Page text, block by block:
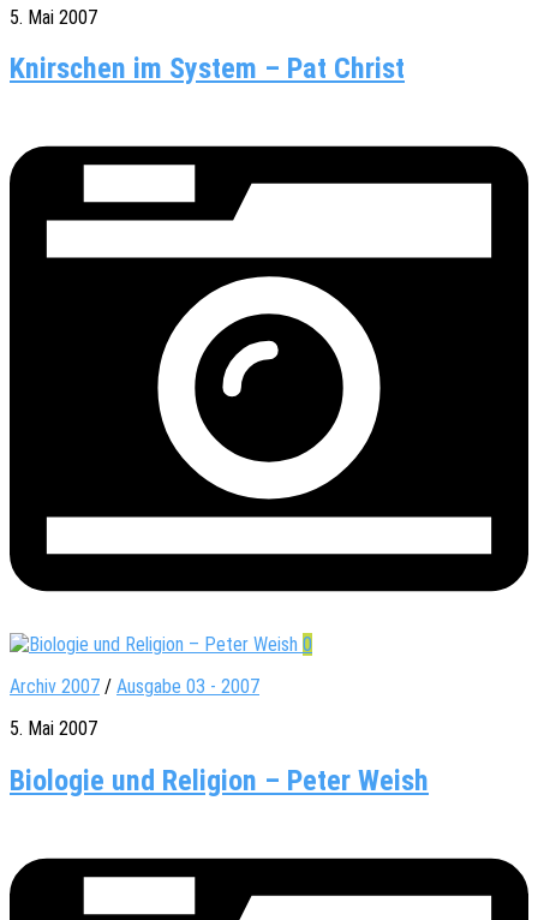
5. Mai 2007
Knirschen im System – Pat Christ
0
Archiv 2007 / Ausgabe 03 - 2007
5. Mai 2007
Biologie und Religion – Peter Weish